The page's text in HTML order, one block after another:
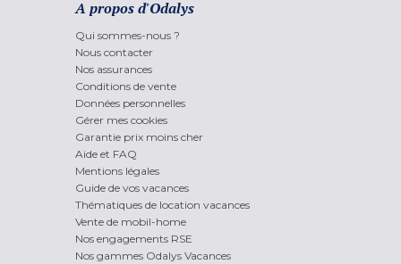
A propos d'Odalys
Qui sommes-nous ?
Nous contacter
Nos assurances
Conditions de vente
Données personnelles
Gérer mes cookies
Garantie prix moins cher
Aide et FAQ
Mentions légales
Guide de vos vacances
Thématiques de location vacances
Vente de mobil-home
Nos engagements RSE
Nos gammes Odalys Vacances